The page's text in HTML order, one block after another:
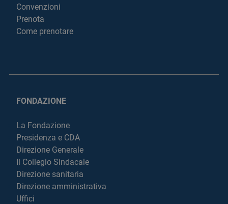
Convenzioni
Prenota
Come prenotare
FONDAZIONE
La Fondazione
Presidenza e CDA
Direzione Generale
Il Collegio Sindacale
Direzione sanitaria
Direzione amministrativa
Uffici